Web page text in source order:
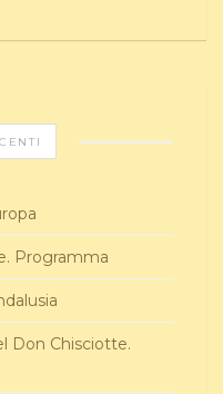
Programma
Don Chisciotte.